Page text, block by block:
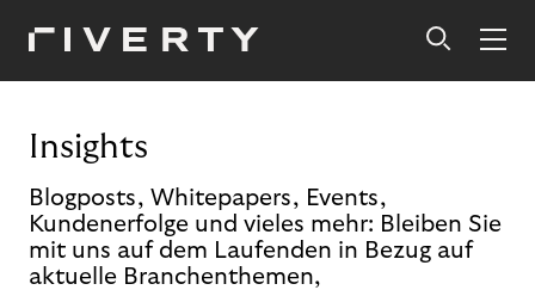
Insights
Blogposts, Whitepapers, Events,
Kundenerfolge und vieles mehr: Bleiben Sie
mit uns auf dem Laufenden in Bezug auf
aktuelle Branchenthemen,